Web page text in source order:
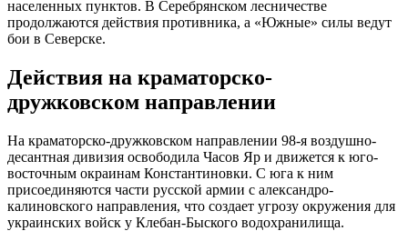
населенных пунктов. В Серебрянском лесничестве
продолжаются действия противника, а «Южные» силы ведут
бои в Северске.
Действия на краматорско-
дружковском направлении
На краматорско-дружковском направлении 98-я воздушно-
десантная дивизия освободила Часов Яр и движется к юго-
восточным окраинам Константиновки. С юга к ним
присоединяются части русской армии с александро-
калиновского направления, что создает угрозу окружения для
украинских войск у Клебан-Быского водохранилища.